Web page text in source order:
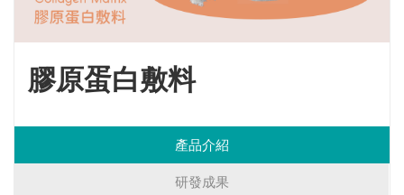
膠原蛋白敷料
產品介紹
研發成果